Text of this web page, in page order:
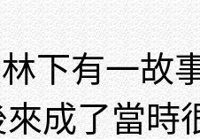
下有一故
來成了當時